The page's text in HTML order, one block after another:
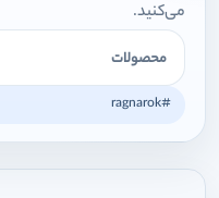
می‌کنید.
محصولات
#ragnarok